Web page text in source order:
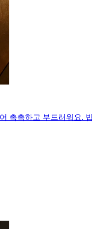
촉촉하고 부드러워요.